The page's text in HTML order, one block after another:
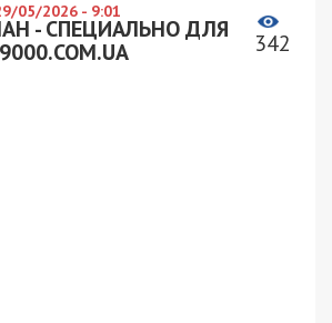
05/2026 - 9:01
- СПЕЦИАЛЬНО ДЛЯ
342